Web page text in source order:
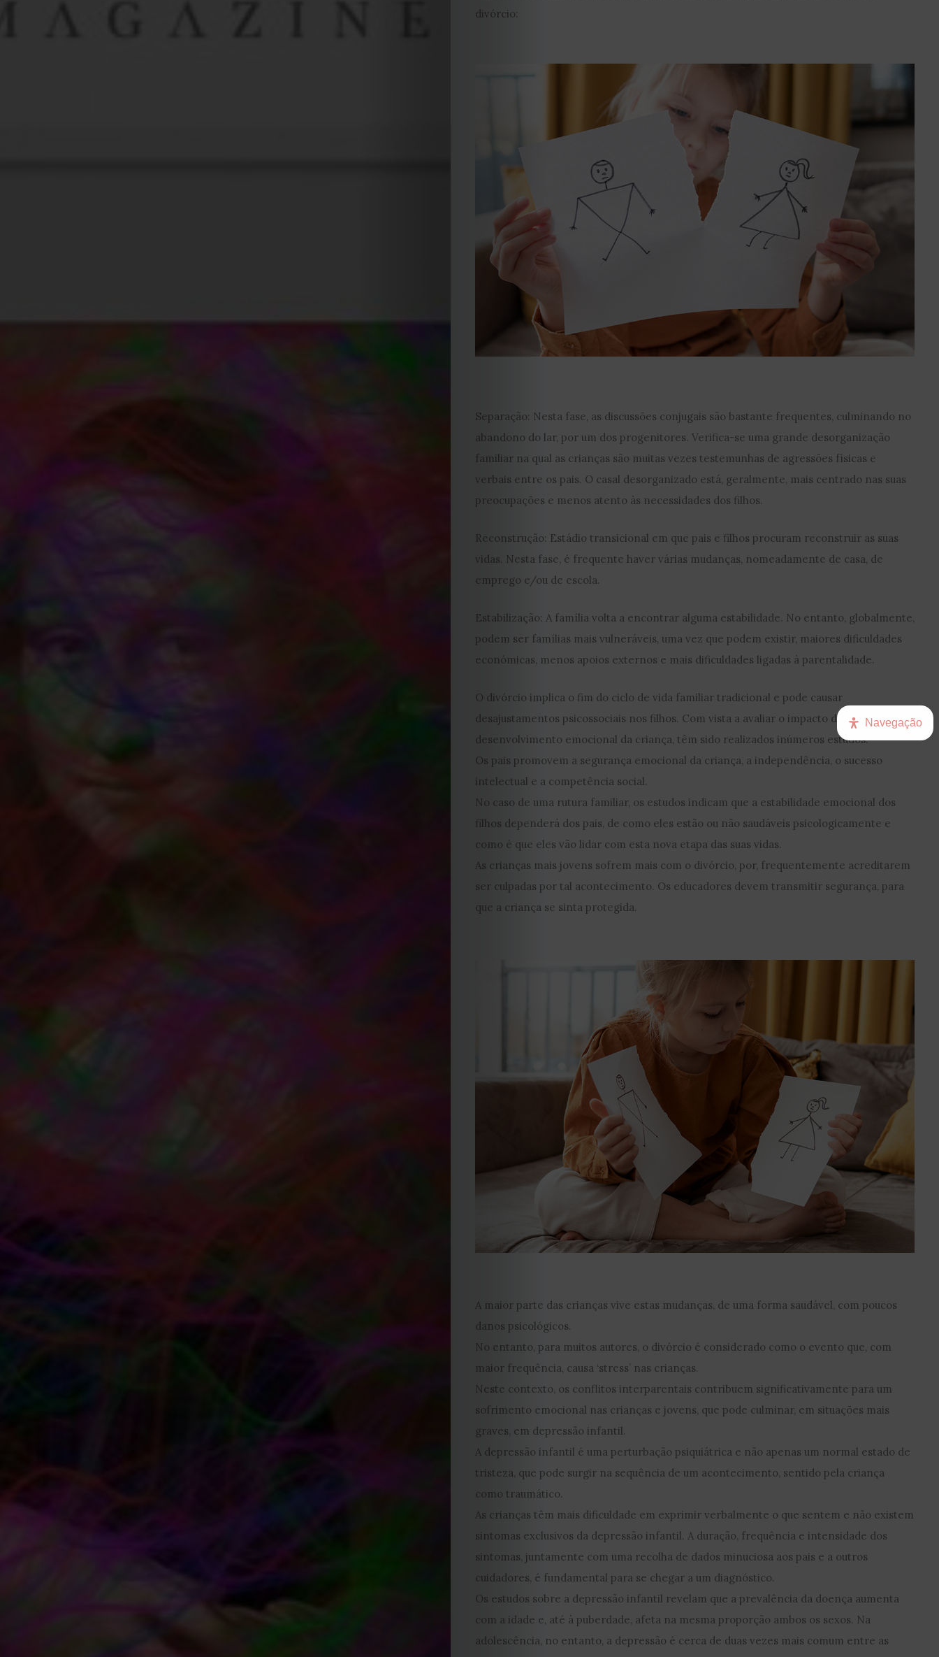
EDIÇÃO
DE
2026
2025
2024
2023
2022
2021
Obras
de
Política
privacidade
Termos
Condições
de
Cookies
divórcio:
Separação: Nesta fase, as discussões conjugais são bastante frequentes, culminando no
abandono do lar, por um dos progenitores. Verifica-se uma grande desorganização
familiar na qual as crianças são muitas vezes testemunhas de agressões físicas e
verbais entre os pais. O casal desorganizado está, geralmente, mais centrado nas suas
preocupações e menos atento às necessidades dos filhos.
Reconstrução: Estádio transicional em que pais e filhos procuram reconstruir as suas
vidas. Nesta fase, é frequente haver várias mudanças, nomeadamente de casa, de
emprego e/ou de escola.
Estabilização: A família volta a encontrar alguma estabilidade. No entanto, globalmente,
podem ser famílias mais vulneráveis, uma vez que podem existir, maiores dificuldades
económicas, menos apoios externos e mais dificuldades ligadas à parentalidade.
O divórcio implica o fim do ciclo de vida familiar tradicional e pode causar
desajustamentos psicossociais nos filhos. Com vista a avaliar o impacto do divórcio no
desenvolvimento emocional da criança, têm sido realizados inúmeros estudos.
Os pais promovem a segurança emocional da criança, a independência, o sucesso
intelectual e a competência social.
No caso de uma rutura familiar, os estudos indicam que a estabilidade emocional dos
filhos dependerá dos pais, de como eles estão ou não saudáveis psicologicamente e
como é que eles vão lidar com esta nova etapa das suas vidas.
As crianças mais jovens sofrem mais com o divórcio, por, frequentemente acreditarem
ser culpadas por tal acontecimento. Os educadores devem transmitir segurança, para
que a criança se sinta protegida.
A maior parte das crianças vive estas mudanças, de uma forma saudável, com poucos
danos psicológicos.
No entanto, para muitos autores, o divórcio é considerado como o evento que, com
maior frequência, causa ‘stress’ nas crianças.
Neste contexto, os conflitos interparentais contribuem significativamente para um
sofrimento emocional nas crianças e jovens, que pode culminar, em situações mais
graves, em depressão infantil.
A depressão infantil é uma perturbação psiquiátrica e não apenas um normal estado de
tristeza, que pode surgir na sequência de um acontecimento, sentido pela criança
como traumático.
As crianças têm mais dificuldade em exprimir verbalmente o que sentem e não existem
sintomas exclusivos da depressão infantil. A duração, frequência e intensidade dos
sintomas, juntamente com uma recolha de dados minuciosa aos pais e a outros
cuidadores, é fundamental para se chegar a um diagnóstico.
Os estudos sobre a depressão infantil revelam que a prevalência da doença aumenta
com a idade e, até à puberdade, afeta na mesma proporção ambos os sexos. Na
adolescência, no entanto, a depressão é cerca de duas vezes mais comum entre as
Navegação